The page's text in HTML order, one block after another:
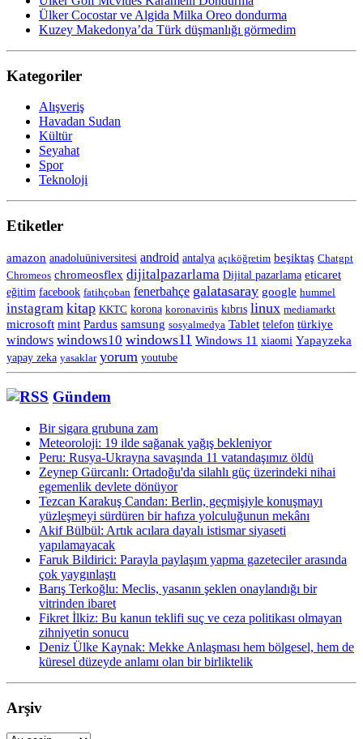
Ülker Cocostar ve Algida Milka Oreo dondurma
Kuzey Makedonya’da Türk düşmanlığı görmedim
Kategoriler
Alışveriş
Havadan Sudan
Kültür
Seyahat
Spor
Teknoloji
Etiketler
amazon anadoluüniversitesi android antalya açıköğretim beşiktaş Chatgpt
Chromeos chromeosflex dijitalpazarlama Dijital pazarlama eticaret
eğitim facebook fatihçoban fenerbahçe galatasaray google hummel
instagram kitap KKTC korona koronavirüs kıbrıs linux mediamarkt
microsoft mint Pardus samsung sosyalmedya Tablet telefon türkiye
windows windows10 windows11 Windows 11 xiaomi Yapayzeka
yapay zeka yasaklar yorum youtube
Gündem
Bir sigara grubuna zam
Meteoroloji: 19 ilde sağanak yağış bekleniyor
Peru: Rusya-Ukrayna savaşında 11 vatandaşımız öldü
Zeynep Gürcanlı: Ortadoğu'da silahlı güç üzerindeki nihai
egemenlik devlete dönüyor
Tezcan Karakuş Candan: Berlin, geçmişiyle konuşmayı
yüzleşmeyi sürdüren bir hafıza yolculuğunun mekânı
Akif Bülbül: Artık acılara dayalı istismar siyaseti
yapılamayacak
Faruk Bildirici: Parayla paylaşım yapma gazeteciler arasında
çok yaygınlaştı
Barış Terkoğlu: Meclis, yasanın şeklen onaylandığı bir
vitrinden ibaret
Fikret İlkiz: Bu kanun teklifi suç ve ceza politikası olmayan
zihniyetin sonucu
Deniz Ülke Kaynak: Mekke Anlaşması hem bölgesel, hem de
küresel düzeyde an­lamı olan bir birliktelik
Arşiv